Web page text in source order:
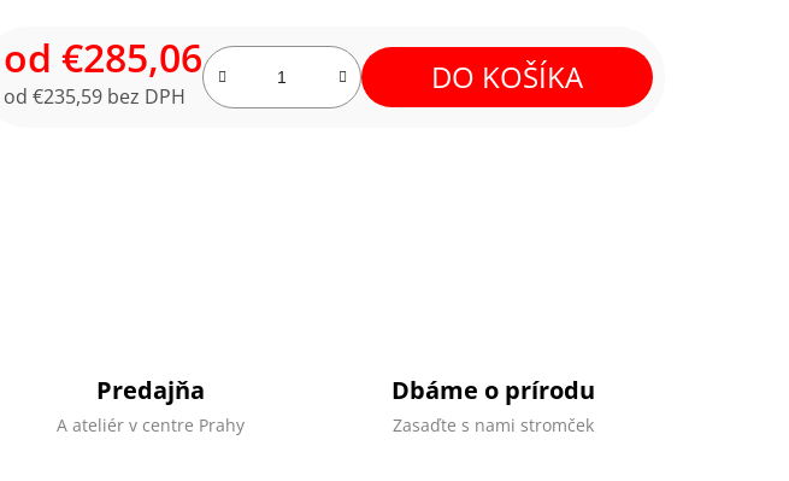
od €285,06
od €235,59 bez DPH
DO KOŠÍKA
Predajňa
A ateliér v centre Prahy
Dbáme o prírodu
Zasaďte s nami stromček